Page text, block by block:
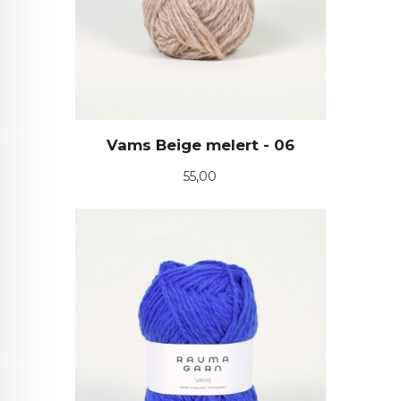
Vams Beige melert - 06
Pris
55,00